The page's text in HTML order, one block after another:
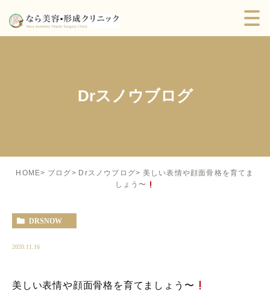
Drスノウブログ
HOME ブログ Drスノウブログ
美しい表情や顔面骨格を育てま
しょう〜
DRSNOW
2020.11.16
美しい表情や顔面骨格を育てましょう〜